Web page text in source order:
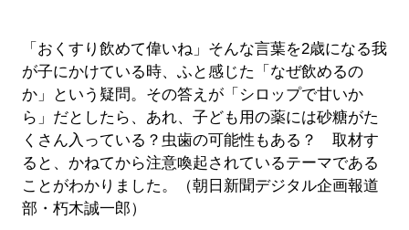
「おくすり飲めて偉いね」そんな言葉を2歳になる我
が子にかけている時、ふと感じた「なぜ飲めるの
か」という疑問。その答えが「シロップで甘いか
ら」だとしたら、あれ、子ども用の薬には砂糖がた
くさん入っている？虫歯の可能性もある？ 取材す
ると、かねてから注意喚起されているテーマである
ことがわかりました。（朝日新聞デジタル企画報道
部・朽木誠一郎）